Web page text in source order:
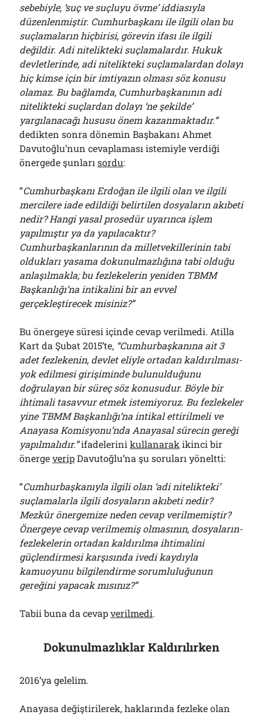
sebebiyle, ‘suç ve suçluyu övme’ iddiasıyla
düzenlenmiştir. Cumhurbaşkanı ile ilgili olan bu
suçlamaların hiçbirisi, görevin ifası ile ilgili
değildir. Adi nitelikteki suçlamalardır. Hukuk
devletlerinde, adi nitelikteki suçlamalardan dolayı
hiç kimse için bir imtiyazın olması söz konusu
olamaz. Bu bağlamda, Cumhurbaşkanının adi
nitelikteki suçlardan dolayı ‘ne şekilde’
yargılanacağı hususu önem kazanmaktadır.”
dedikten sonra dönemin Başbakanı Ahmet
Davutoğlu’nun cevaplaması istemiyle verdiği
önergede şunlarısordu:
“Cumhurbaşkanı Erdoğan ile ilgili olan ve ilgili
mercilere iade edildiği belirtilen dosyaların akıbeti
nedir? Hangi yasal prosedür uyarınca işlem
yapılmıştır ya da yapılacaktır?
Cumhurbaşkanlarının da milletvekillerinin tabi
oldukları yasama dokunulmazlığına tabi olduğu
anlaşılmakla; bu fezlekelerin yeniden TBMM
Başkanlığı’na intikalini bir an evvel
gerçekleştirecek misiniz?”
Bu önergeye süresi içinde cevap verilmedi. Atilla
Kart da Şubat 2015’te, “Cumhurbaşkanına ait 3
adet fezlekenin, devlet eliyle ortadan kaldırılması-
yok edilmesi girişiminde bulunulduğunu
doğrulayan bir süreç söz konusudur. Böyle bir
ihtimali tasavvur etmek istemiyoruz. Bu fezlekeler
yine TBMM Başkanlığı’na intikal ettirilmeli ve
Anayasa Komisyonu’nda Anayasal sürecin gereği
yapılmalıdır.”ifadelerinikullanarak ikinci bir
önergeveripDavutoğlu’na şu soruları yöneltti:
“Cumhurbaşkanıyla ilgili olan ‘adi nitelikteki’
suçlamalarla ilgili dosyaların akıbeti nedir?
Mezkûr önergemize neden cevap verilmemiştir?
Önergeye cevap verilmemiş olmasının, dosyaların-
fezlekelerin ortadan kaldırılma ihtimalini
güçlendirmesi karşısında ivedi kaydıyla
kamuoyunu bilgilendirme sorumluluğunun
gereğini yapacak mısınız?”
Tabii buna da cevapverilmedi.
Dokunulmazlıklar Kaldırılırken
2016’ya gelelim.
Anayasa değiştirilerek, haklarında fezleke olan